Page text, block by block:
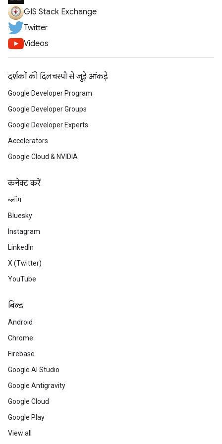
GIS Stack Exchange
Twitter
Videos
दर्शकों की दिलचस्पी से जुड़े आंकड़े
Google Developer Program
Google Developer Groups
Google Developer Experts
Accelerators
Google Cloud & NVIDIA
कनेक्ट करें
ब्लॉग
Bluesky
Instagram
LinkedIn
X (Twitter)
YouTube
बिल्ड
Android
Chrome
Firebase
Google AI Studio
Google Antigravity
Google Cloud
Google Play
View all